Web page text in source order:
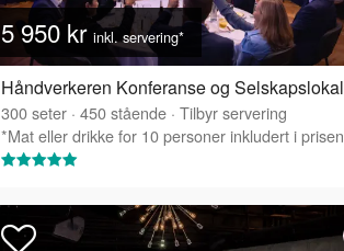
5 950 kr inkl. servering*
300seter · 450stående · Tilbyr servering
*Mat eller drikke for 10 personer inkludert i prisen